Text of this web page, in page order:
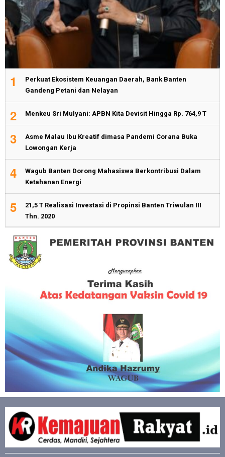
1
Perkuat Ekosistem Keuangan Daerah, Bank Banten
Gandeng Petani dan Nelayan
2 Menkeu Sri Mulyani: APBN Kita Devisit Hingga Rp. 764,9 T
3
Asme Malau Ibu Kreatif dimasa Pandemi Corana Buka
Lowongan Kerja
4
Wagub Banten Dorong Mahasiswa Berkontribusi Dalam
Ketahanan Energi
5
21,5 T Realisasi Investasi di Propinsi Banten Triwulan III
Thn. 2020